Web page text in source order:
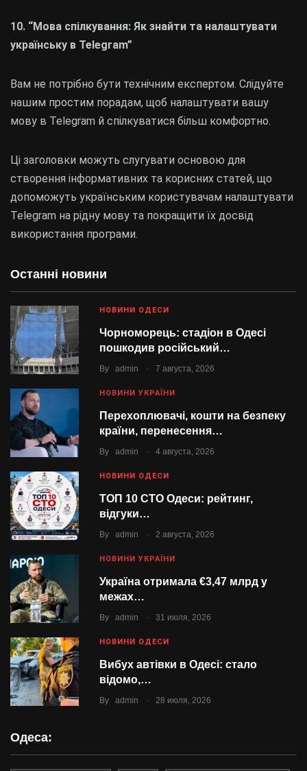
Останні новини
НОВИНИ ОДЕСИ
Чорноморець: стадіон в Одесі
пошкодив російський…
By admin . 7 августа, 2026
НОВИНИ УКРАЇНИ
Перехоплювачі, кошти на безпеку
країни, перенесення…
By admin . 4 августа, 2026
НОВИНИ ОДЕСИ
ТОП 10 СТО Одеси: рейтинг,
відгуки…
By admin . 2 августа, 2026
НОВИНИ УКРАЇНИ
Україна отримала €3,47 млрд у
межах…
By admin . 31 июля, 2026
НОВИНИ ОДЕСИ
Вибух автівки в Одесі: стало
відомо,…
By admin . 28 июля, 2026
Одеса:
10. “Мова спілкування: Як знайти та налаштувати
українську в Telegram”
Вам не потрібно бути технічним експертом. Слідуйте
нашим простим порадам, щоб налаштувати вашу
мову в Telegram й спілкуватися більш комфортно.
Ці заголовки можуть слугувати основою для
створення інформативних та корисних статей, що
допоможуть українським користувачам налаштувати
Telegram на рідну мову та покращити їх досвід
використання програми.